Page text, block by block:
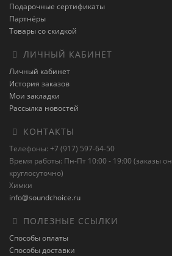
Подарочные сертификаты
Партнёры
Товары со скидкой
ЛИЧНЫЙ КАБИНЕТ
Личный кабинет
История заказов
Мои закладки
Рассылка новостей
КОНТАКТЫ
Телефоны: +7 (917) 597-64-50
Время работы: Пн-Пт 10:00 - 19:00 (заказы
круглосуточно)
Химки
info@soundchoice.ru
ПОЛЕЗНЫЕ ССЫЛКИ
Способы оплаты
Способы доставки